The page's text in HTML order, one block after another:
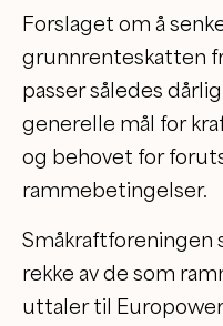
Forslaget om å
grunnrenteskatten
passer således
generelle mål for
og behovet for
rammebetingelser.
rekke av de som
uttaler til